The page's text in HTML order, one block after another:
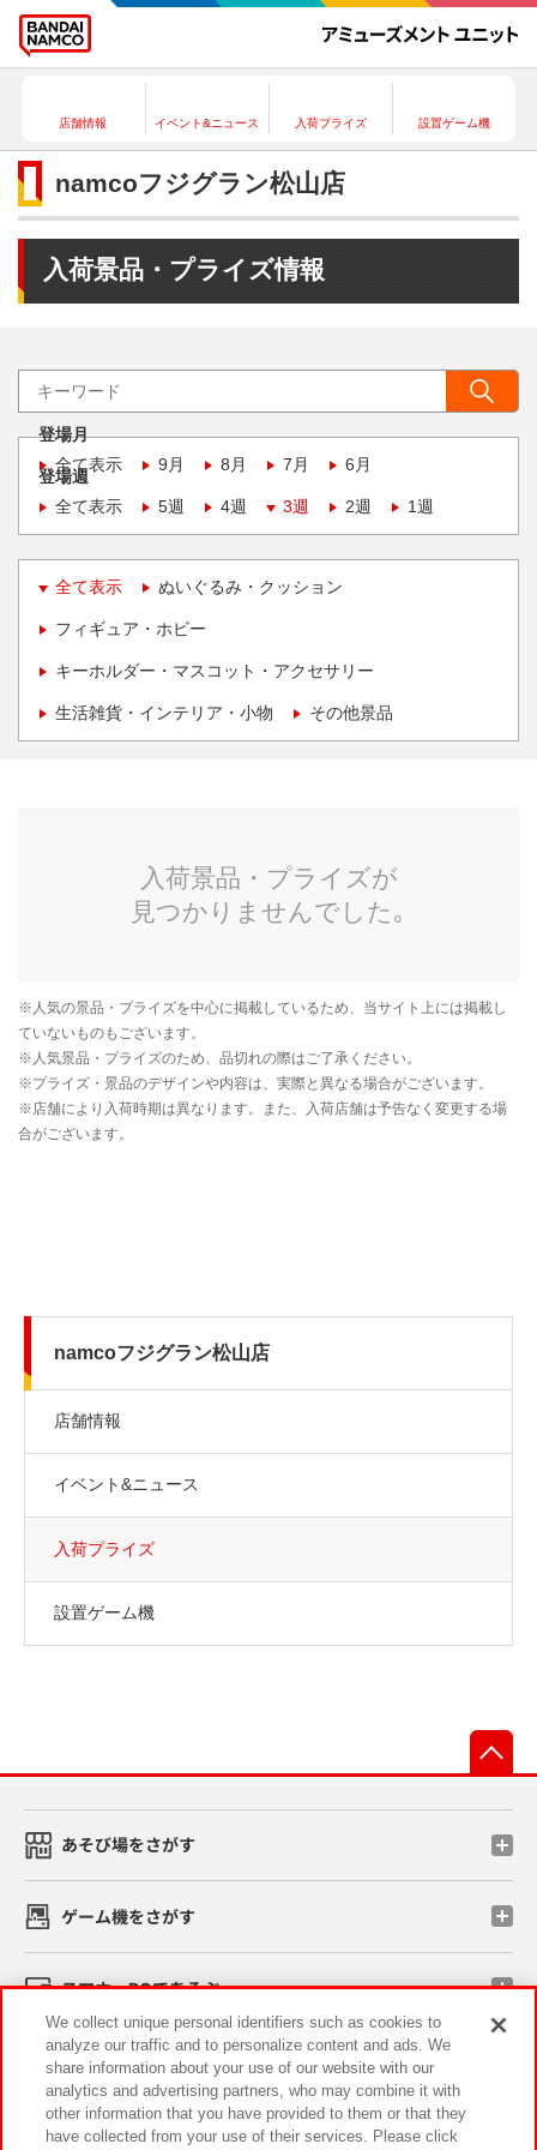
店舗情報 イベント&ニュース 入荷プライズ 設置ゲーム機
namcoフジグラン松山店
入荷景品・プライズ情報
登場月
全て表示
9月 8月 7月 6月
登場週
全て表示
5週 4週 3週 2週 1週
全て表示 ぬいぐるみ・クッション
フィギュア・ホビー
キーホルダー・マスコット・アクセサリー
生活雑貨・インテリア・小物 その他景品
namcoフジグラン松山店
店舗情報
イベント&ニュース
入荷プライズ
設置ゲーム機
あそび場をさがす
ゲーム機をさがす
スマホ・PCであそぶ
イベント・キャンペーン
We collect unique personal identifiers such as cookies to
analyze our traffic and to personalize content and ads. We
share information about your use of our website with our
analytics and advertising partners, who may combine it with
other information that you have provided to them or that they
have collected from your use of their services. Please click